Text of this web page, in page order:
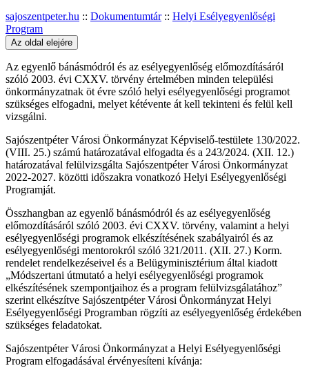
sajoszentpeter.hu :: Dokumentumtár:: Helyi Esélyegyenlőségi
Program
Az oldal elejére
Az egyenlő bánásmódról és az esélyegyenlőség előmozdításáról
szóló 2003. évi CXXV. törvény értelmében minden települési
önkormányzatnak öt évre szóló helyi esélyegyenlőségi programot
szükséges elfogadni, melyet kétévente át kell tekinteni és felül kell
vizsgálni.
Sajószentpéter Városi Önkormányzat Képviselő-testülete 130/2022.
(VIII. 25.) számú határozatával elfogadta és a 243/2024. (XII. 12.)
határozatával felülvizsgálta Sajószentpéter Városi Önkormányzat
2022-2027. közötti időszakra vonatkozó Helyi Esélyegyenlőségi
Programját.
Összhangban az egyenlő bánásmódról és az esélyegyenlőség
előmozdításáról szóló 2003. évi CXXV. törvény, valamint a helyi
esélyegyenlőségi programok elkészítésének szabályairól és az
esélyegyenlőségi mentorokról szóló 321/2011. (XII. 27.) Korm.
rendelet rendelkezéseivel és a Belügyminisztérium által kiadott
„Módszertani útmutató a helyi esélyegyenlőségi programok
elkészítésének szempontjaihoz és a program felülvizsgálatához”
szerint elkészítve Sajószentpéter Városi Önkormányzat Helyi
Esélyegyenlőségi Programban rögzíti az esélyegyenlőség érdekében
szükséges feladatokat.
Sajószentpéter Városi Önkormányzat a Helyi Esélyegyenlőségi
Program elfogadásával érvényesíteni kívánja: